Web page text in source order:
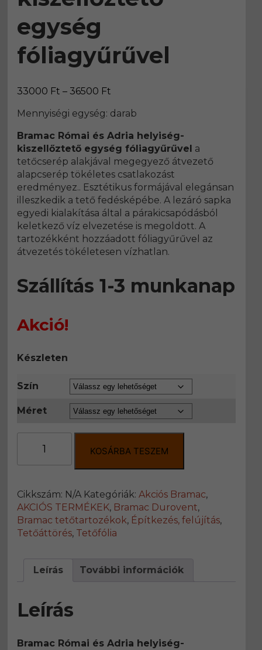
egység
fóliagyűrűvel
33000 Ft – 36500 Ft
-
36500 Ft
Mennyiségi egység: darab
Bramac Római és Adria helyiség-
kiszellőztető egység fóliagyűrűvel a
tetőcserép alakjával megegyező átvezető
alapcserép tökéletes csatlakozást
eredményez.. Esztétikus formájával elegánsan
illeszkedik a tető fedésképébe. A lezáró sapka
egyedi kialakítása által a párakicsapódásból
keletkező víz elvezetése is megoldott. A
tartozékként hozzáadott fóliagyűrűvel az
átvezetés tökéletesen vízhatlan.
Szállítás 1-3 munkanap
Akció!
Készleten
Szín
Méret
Római
és
helyiség-
kiszellőztető
egység
fóliagyűrűvel
KOSÁRBA TESZEM
Cikkszám: N/A Kategóriák:Akciós Bramac,
AKCIÓS TERMÉKEK, Bramac Durovent,
Bramac tetőtartozékok, Építkezés, felújítás,
Tetőáttörés, Tetőfólia
Leírás További információk
Leírás
Bramac Római és Adria helyiség-